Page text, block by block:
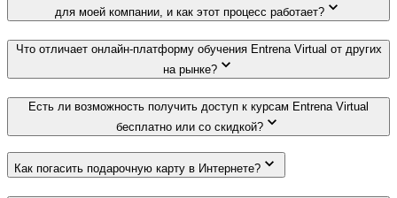
для моей компании, и как этот процесс работает?
Что отличает онлайн-платформу обучения Entrena Virtual от других
на рынке?
Есть ли возможность получить доступ к курсам Entrena Virtual
бесплатно или со скидкой?
Как погасить подарочную карту в Интернете?